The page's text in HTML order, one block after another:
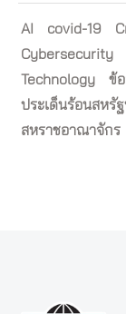
AI covid-19
Cybersecurity
Technology
ข้
ประเด็นร้อนสหรัฐ
สหราชอาณาจักร